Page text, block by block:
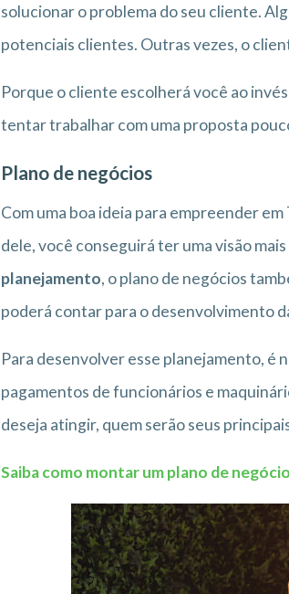
solucionar o problema do seu cliente.
potenciais clientes. Outras vezes, o
Porque o cliente escolherá você ao
tentar trabalhar com uma proposta
Plano de negócios
Com uma boa ideia para empreender
dele, você conseguirá ter uma visão
planejamento, o plano de negócios
poderá contar para o desenvolvimento
Para desenvolver esse planejamento, é
pagamentos de funcionários e
deseja atingir, quem serão seus
Saiba como montar um plano de